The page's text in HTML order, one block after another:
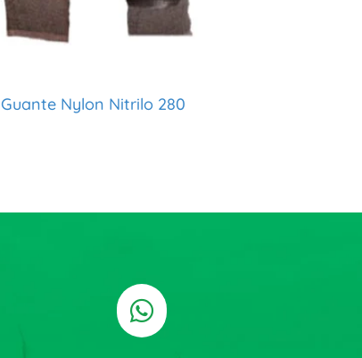
Guante Nylon Nitrilo 280
